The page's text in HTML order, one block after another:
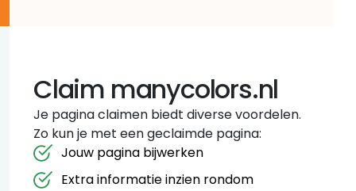
Claim manycolors.nl
Je pagina claimen biedt diverse voordelen.
Zo kun je met een geclaimde pagina:
Jouw pagina bijwerken
Extra informatie inzien rondom